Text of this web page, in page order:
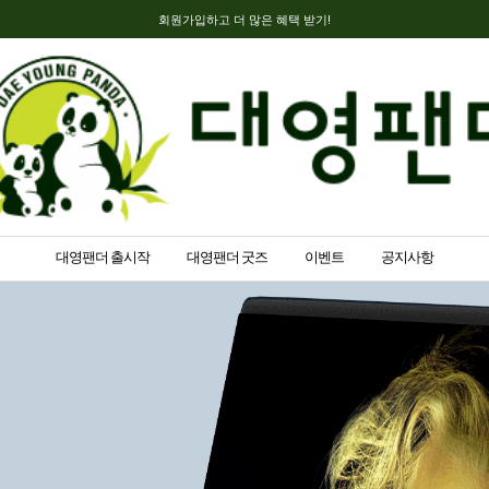
회원가입하고 더 많은 혜택 받기!
대영팬더 출시작 대영팬더 굿즈 이벤트 공지사항